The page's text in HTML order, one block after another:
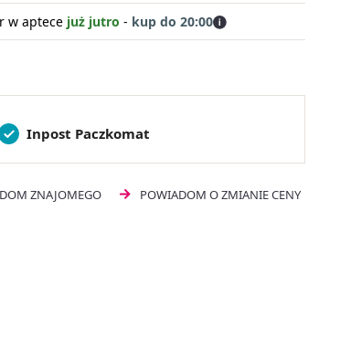
w aptece już jutro - kup do 20:00
Inpost Paczkomat
ZNAJOMEGO POWIADOM O ZMIANIE CENY